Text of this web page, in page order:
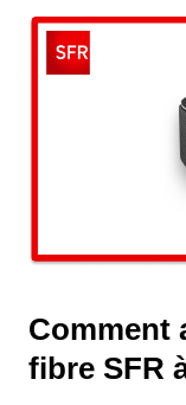
Comment
fibre SFR